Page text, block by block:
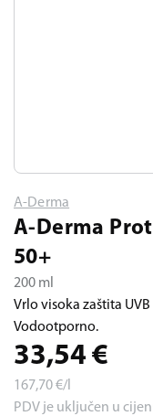
A-Derma
A-Derma
50+
200 ml
Vrlo visoka zaštita
Vodootporno.
33,54 €
167,70€/l
PDV je uključen u